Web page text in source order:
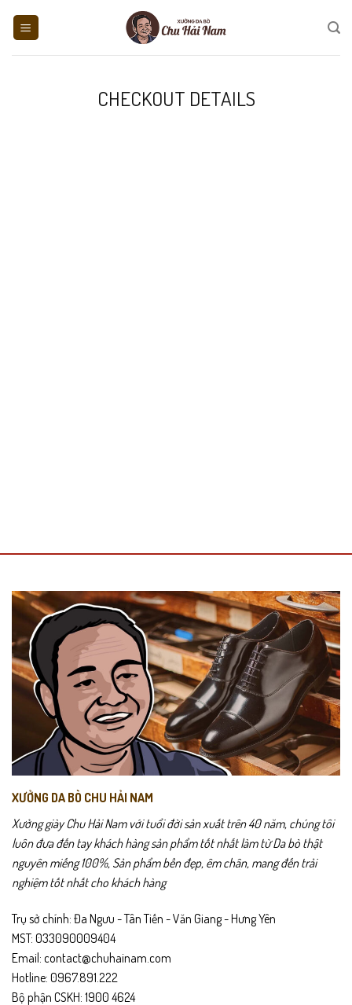
CHECKOUT DETAILS
XƯỞNG DA BÒ CHU HẢI NAM
Xưởng giày Chu Hải Nam với tuổi đời sản xuất trên 40 năm, chúng tôi
luôn đưa đến tay khách hàng sản phẩm tốt nhất làm từ Da bò thật
nguyên miếng 100%, Sản phẩm bền đẹp, êm chân, mang đến trải
nghiệm tốt nhất cho khách hàng
Trụ sở chính: Đa Ngưu - Tân Tiến - Văn Giang - Hưng Yên
MST: 033090009404
Email: contact@chuhainam.com
Hotline: 0967.891.222
Bộ phận CSKH: 1900 4624